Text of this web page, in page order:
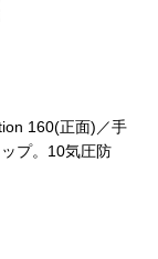
160(正面)／手
プ。10気圧防